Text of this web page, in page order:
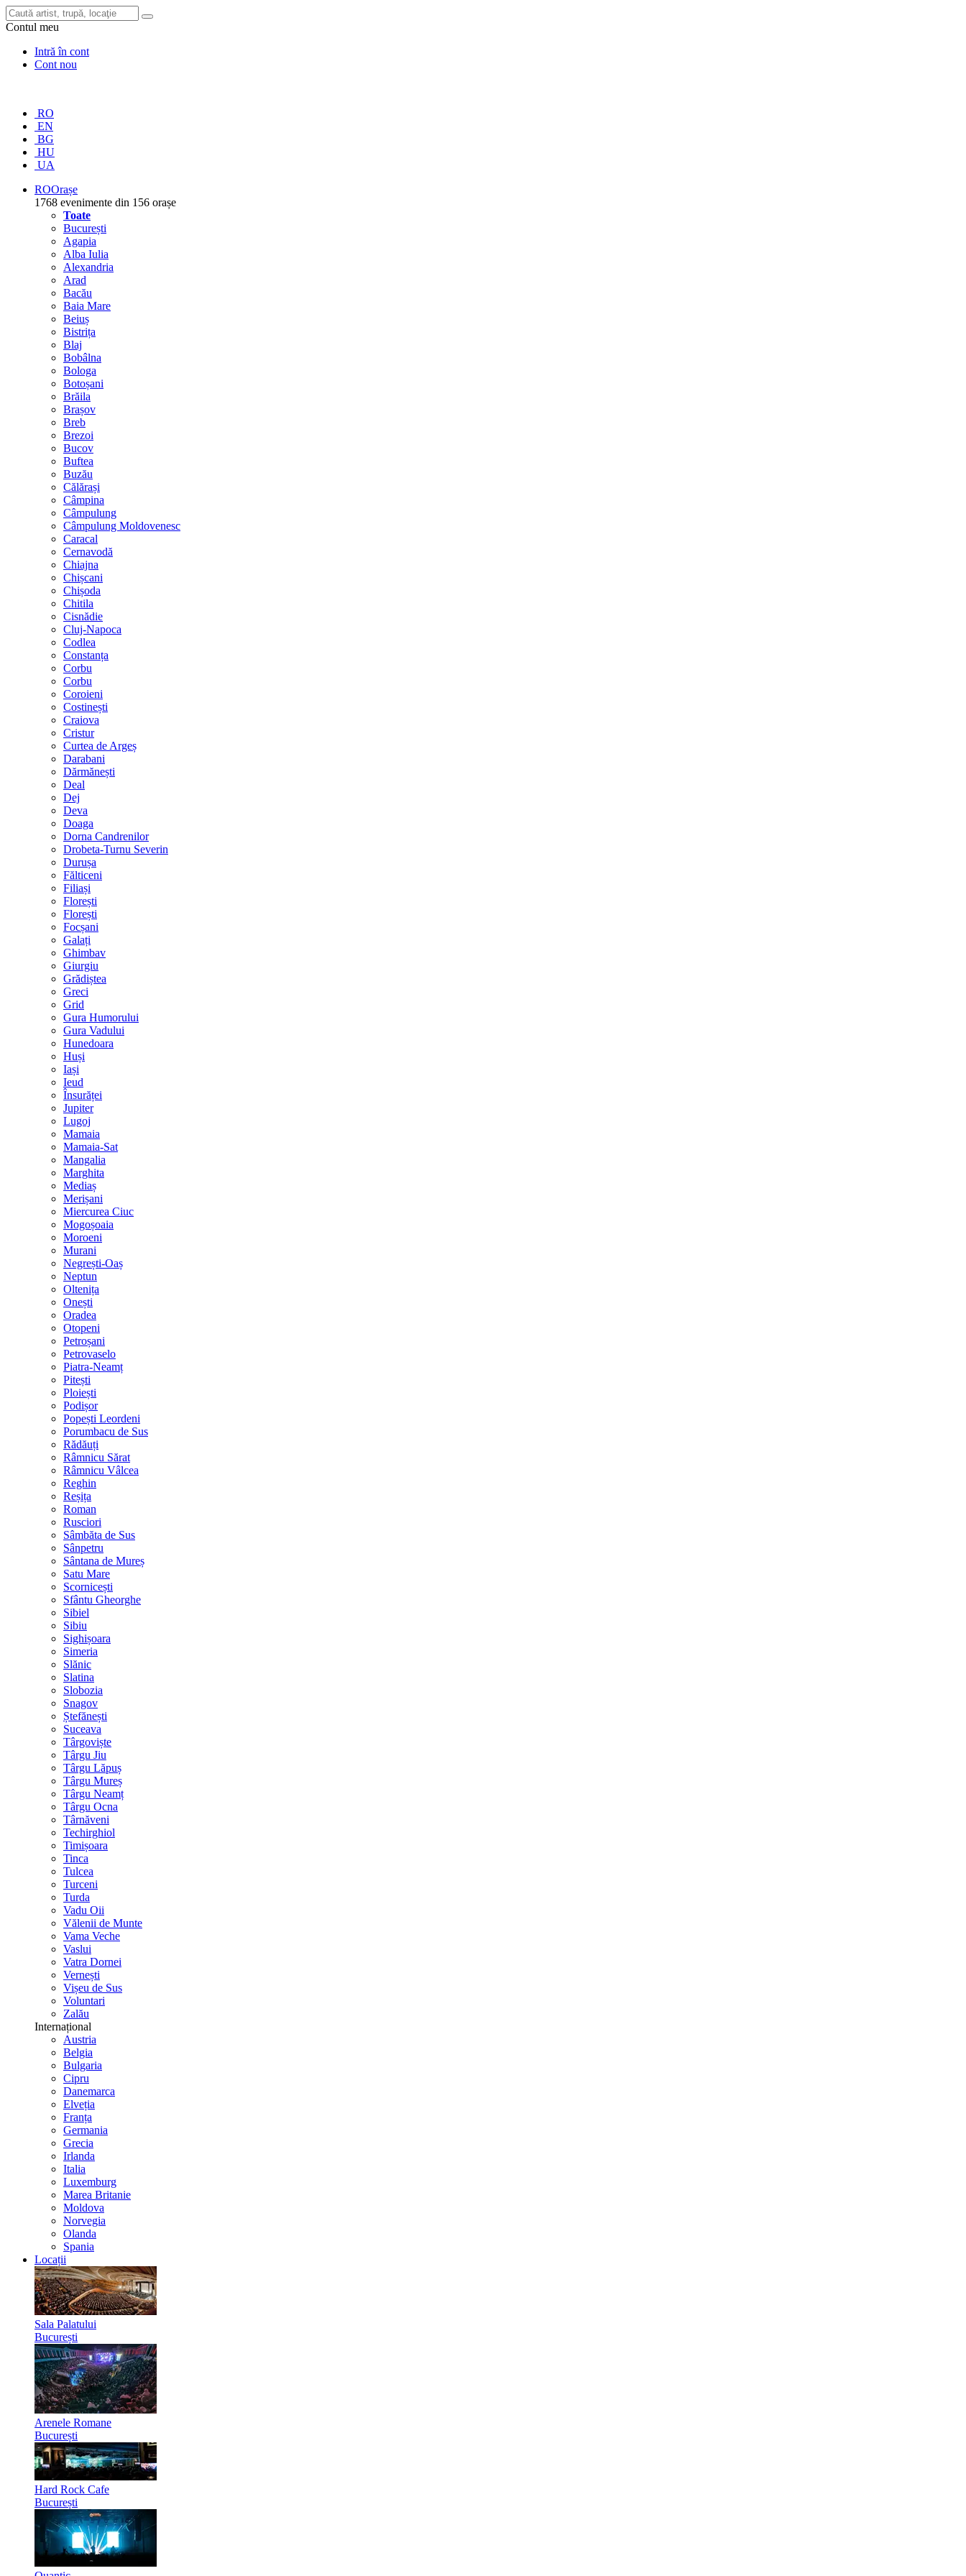
Contul meu
Intră în cont
Cont nou
RO
EN
BG
HU
UA
ROOrașe
1768 evenimente din 156 orașe
Toate
București
Agapia
Alba Iulia
Alexandria
Arad
Bacău
Baia Mare
Beiuș
Bistrița
Blaj
Bobâlna
Bologa
Botoșani
Brăila
Brașov
Breb
Brezoi
Bucov
Buftea
Buzău
Călărași
Câmpina
Câmpulung
Câmpulung Moldovenesc
Caracal
Cernavodă
Chiajna
Chișcani
Chișoda
Chitila
Cisnădie
Cluj-Napoca
Codlea
Constanța
Corbu
Corbu
Coroieni
Costinești
Craiova
Cristur
Curtea de Argeș
Darabani
Dărmănești
Deal
Dej
Deva
Doaga
Dorna Candrenilor
Drobeta-Turnu Severin
Durușa
Fălticeni
Filiași
Florești
Florești
Focșani
Galați
Ghimbav
Giurgiu
Grădiștea
Greci
Grid
Gura Humorului
Gura Vadului
Hunedoara
Huși
Iași
Ieud
Însurăței
Jupiter
Lugoj
Mamaia
Mamaia-Sat
Mangalia
Marghita
Mediaș
Merișani
Miercurea Ciuc
Mogoșoaia
Moroeni
Murani
Negrești-Oaș
Neptun
Oltenița
Onești
Oradea
Otopeni
Petroșani
Petrovaselo
Piatra-Neamț
Pitești
Ploiești
Podișor
Popești Leordeni
Porumbacu de Sus
Rădăuți
Râmnicu Sărat
Râmnicu Vâlcea
Reghin
Reșița
Roman
Rusciori
Sâmbăta de Sus
Sânpetru
Sântana de Mureș
Satu Mare
Scornicești
Sfântu Gheorghe
Sibiel
Sibiu
Sighișoara
Simeria
Slănic
Slatina
Slobozia
Snagov
Ștefănești
Suceava
Târgoviște
Târgu Jiu
Târgu Lăpuș
Târgu Mureș
Târgu Neamț
Târgu Ocna
Târnăveni
Techirghiol
Timișoara
Tinca
Tulcea
Turceni
Turda
Vadu Oii
Vălenii de Munte
Vama Veche
Vaslui
Vatra Dornei
Vernești
Vișeu de Sus
Voluntari
Zalău
Internațional
Austria
Belgia
Bulgaria
Cipru
Danemarca
Elveția
Franța
Germania
Grecia
Irlanda
Italia
Luxemburg
Marea Britanie
Moldova
Norvegia
Olanda
Spania
Locații
Sala Palatului
București
Arenele Romane
București
Hard Rock Cafe
București